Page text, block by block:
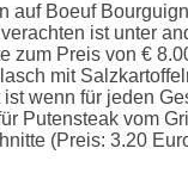
auf Boeuf
ist unter
zum Preis von €
mit
wenn für jeden
Putensteak vom
(Preis: 3.20